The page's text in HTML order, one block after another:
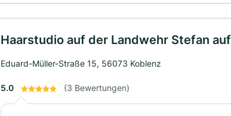
Haarstudio auf der Landwehr Stefan
Eduard-Müller-Straße 15, 56073 Koblenz
5.0 (3 Bewertungen)